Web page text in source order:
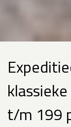
t/m 199